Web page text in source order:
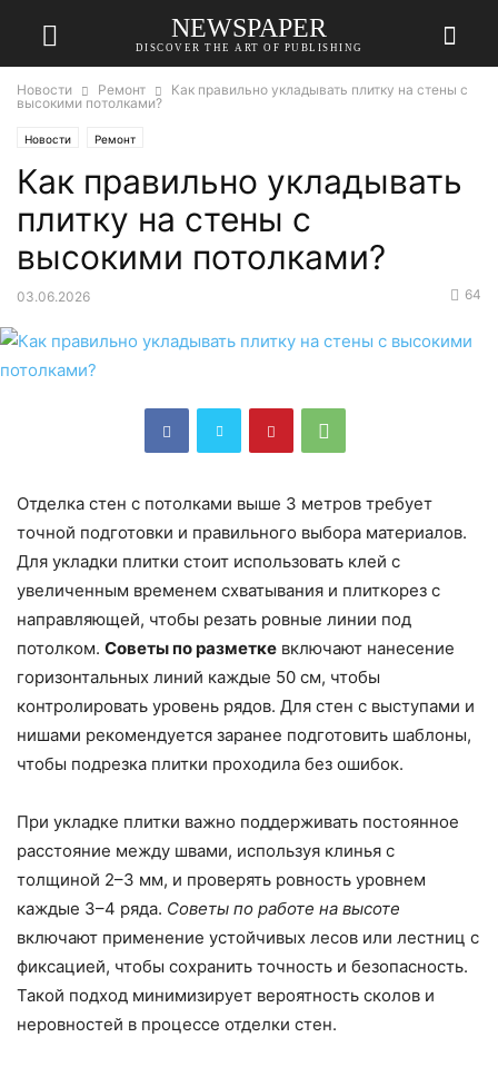
NEWSPAPER
DISCOVER THE ART OF PUBLISHING
Новости Ремонт
Как правильно укладывать плитку на стены с
высокими потолками?
Новости Ремонт
Как правильно укладывать
плитку на стены с
высокими потолками?
03.06.2026 64
Отделка стен с потолками выше 3 метров требует
точной подготовки и правильного выбора материалов.
Для укладки плитки стоит использовать клей с
увеличенным временем схватывания и плиткорез с
направляющей, чтобы резать ровные линии под
потолком. Советы по разметке включают нанесение
горизонтальных линий каждые 50 см, чтобы
контролировать уровень рядов. Для стен с выступами и
нишами рекомендуется заранее подготовить шаблоны,
чтобы подрезка плитки проходила без ошибок.
При укладке плитки важно поддерживать постоянное
расстояние между швами, используя клинья с
толщиной 2–3 мм, и проверять ровность уровнем
каждые 3–4 ряда. Советы по работе на высоте
включают применение устойчивых лесов или лестниц с
фиксацией, чтобы сохранить точность и безопасность.
Такой подход минимизирует вероятность сколов и
неровностей в процессе отделки стен.